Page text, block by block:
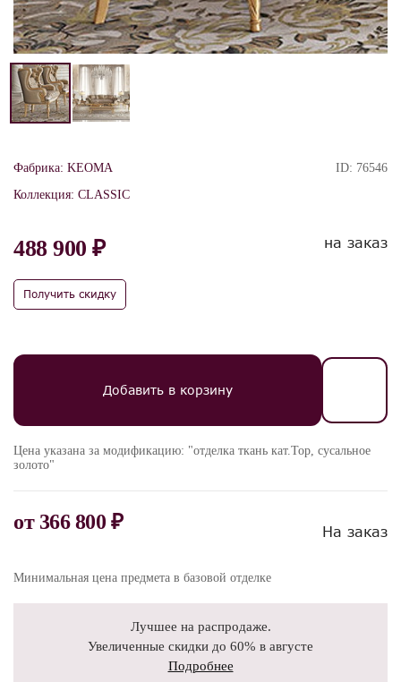
Фабрика: KEOMA
Коллекция: CLASSIC
ID: 76546
488 900 ₽
Получить скидку
на заказ
Добавить в корзину
Цена указана за модификацию: "отделка ткань кат.Top, сусальное
золото"
от 366 800 ₽ На заказ
Минимальная цена предмета в базовой отделке
Лучшее на распродаже.
Увеличенные скидки до 60% в августе
Подробнее